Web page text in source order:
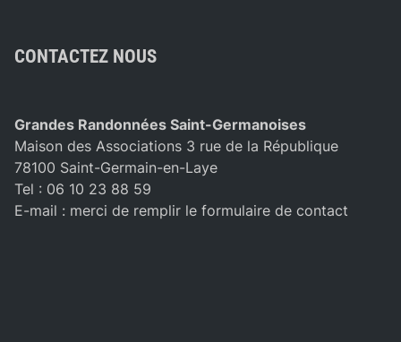
CONTACTEZ NOUS
Grandes Randonnées Saint-Germanoises
Maison des Associations 3 rue de la République
78100 Saint-Germain-en-Laye
Tel : 06 10 23 88 59
E-mail : merci de remplir le formulaire de contact